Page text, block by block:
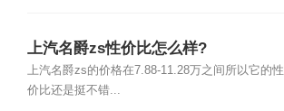
上汽名爵zs性价比怎么样?
上汽名爵zs的价格在7.88-11.28万之间所以它的性
价比还是挺不错...